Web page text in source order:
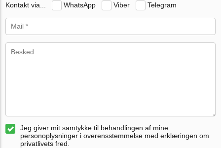
Kontakt via... WhatsApp Viber Telegram
Jeg giver mit samtykke til behandlingen af mine
personoplysninger i overensstemmelse med erklæringen om
privatlivets fred.